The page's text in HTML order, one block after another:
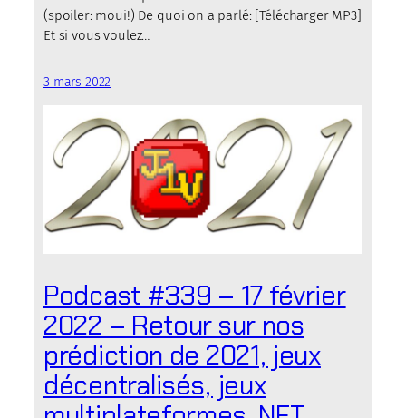
(spoiler: moui!) De quoi on a parlé: [Télécharger MP3]
Et si vous voulez…
3 mars 2022
Podcast #339 – 17 février
2022 – Retour sur nos
prédiction de 2021, jeux
décentralisés, jeux